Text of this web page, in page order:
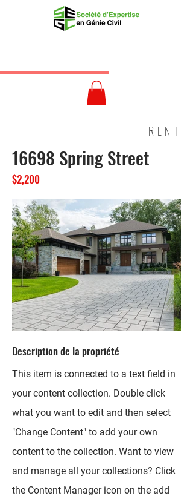
RENT
16698 Spring Street
$2,200
Description de la propriété
This item is connected to a text field in
your content collection. Double click
what you want to edit and then select
"Change Content" to add your own
content to the collection. Want to view
and manage all your collections? Click
the Content Manager icon on the add